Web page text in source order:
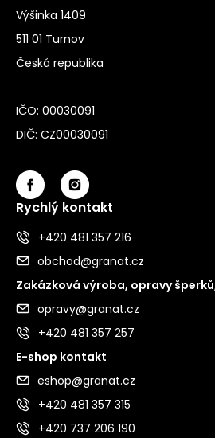
Výšinka 1409
511 01 Turnov
Česká republika
IČO: 00030091
DIČ: CZ00030091
Rychlý kontakt
+420 481 357 216
obchod@granat.cz
Zakázková výroba, opravy
opravy@granat.cz
+420 481 357 257
E-shop kontakt
eshop@granat.cz
+420 481 357 315
+420 737 206 190